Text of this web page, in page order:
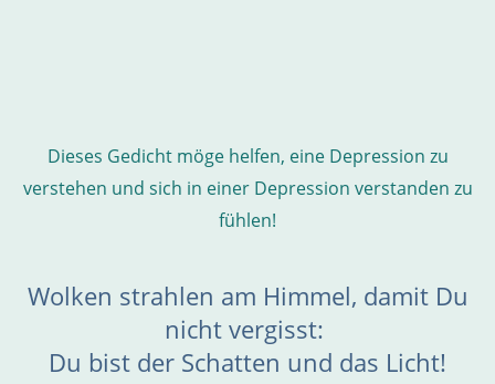
Dieses Gedicht möge helfen, eine Depression zu
verstehen und sich in einer Depression verstanden zu
fühlen!
Wolken strahlen am Himmel, damit Du
nicht vergisst:
Du bist der Schatten und das Licht!